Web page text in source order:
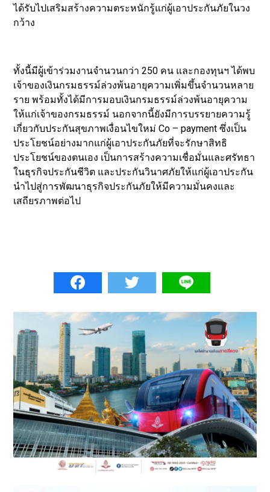
ได้รับไปเสริมสร้างความตระหนักรู้แก่ผู้เอาประกันภัยในวง
กว้าง
ทั้งนี้มีผู้เข้าร่วมงานจำนวนกว่า 250 คน และกองทุนฯ ได้พบ
เจ้าของเงินกรมธรรม์ล่วงพ้นอายุความเพิ่มขึ้นจำนวนหลาย
ราย พร้อมทั้งได้มีการมอบเงินกรมธรรม์ล่วงพ้นอายุความ
ให้แก่เจ้าของกรมธรรม์ นอกจากนี้ยังมีการบรรยายความรู้
เกี่ยวกับประกันสุขภาพเงื่อนไขใหม่ Co – payment ซึ่งเป็น
ประโยชน์อย่างมากแก่ผู้เอาประกันภัยที่จะรักษาสิทธิ
ประโยชน์ของตนเอง เป็นการสร้างความเชื่อมั่นและศรัทธา
ในธุรกิจประกันชีวิต และประกันวินาศภัยให้แก่ผู้เอาประกัน
นำไปสู่การพัฒนาธุรกิจประกันภัยให้มีความมั่นคงและ
เสถียรภาพต่อไป